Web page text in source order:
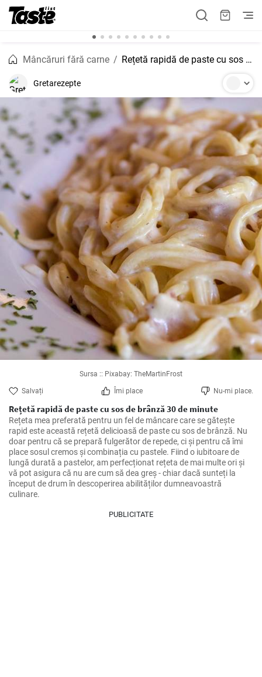
Mâncăruri fără carne Rețetă rapidă de paste cu sos de brânză 30 de minute
Gretarezepte
Sursa :: Pixabay: TheMartinFrost
Salvați Îmi place Nu-mi place.
Rețetă rapidă de paste cu sos de brânză 30 de minute
Rețeta mea preferată pentru un fel de mâncare care se gătește
rapid este această rețetă delicioasă de paste cu sos de brânză. Nu
doar pentru că se prepară fulgerător de repede, ci și pentru că îmi
place sosul cremos și combinația cu pastele. Fiind o iubitoare de
lungă durată a pastelor, am perfecționat rețeta de mai multe ori și
vă pot asigura că nu are cum să dea greș - chiar dacă sunteți la
început de drum în descoperirea abilităților dumneavoastră
culinare.
PUBLICITATE